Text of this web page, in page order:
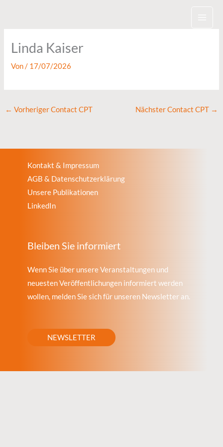
Linda Kaiser
Von/ 17/07/2026
← Vorheriger Contact CPT Nächster Contact CPT →
Kontakt & Impressum
AGB & Datenschutzerklärung
Unsere Publikationen
LinkedIn
Bleiben Sie informiert
Wenn Sie über unsere Veranstaltungen und
neuesten Veröffentlichungen informiert werden
wollen, melden Sie sich für unseren Newsletter an.
NEWSLETTER